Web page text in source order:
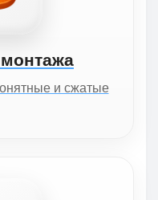
и сжатые